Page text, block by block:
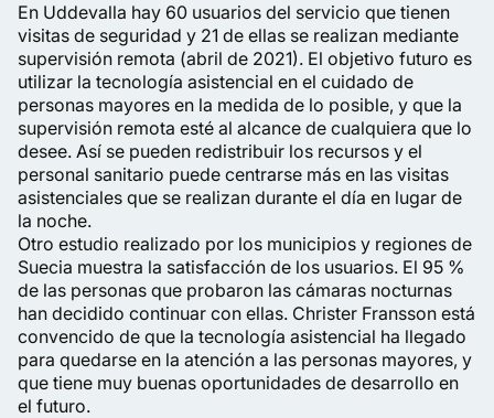
En Uddevalla hay 60 usuarios del servicio que tienen
visitas de seguridad y 21 de ellas se realizan mediante
supervisión remota (abril de 2021). El objetivo futuro es
utilizar la tecnología asistencial en el cuidado de
personas mayores en la medida de lo posible, y que la
supervisión remota esté al alcance de cualquiera que lo
desee. Así se pueden redistribuir los recursos y el
personal sanitario puede centrarse más en las visitas
asistenciales que se realizan durante el día en lugar de
la noche.
Otro estudio realizado por los municipios y regiones de
Suecia muestra la satisfacción de los usuarios. El 95 %
de las personas que probaron las cámaras nocturnas
han decidido continuar con ellas. Christer Fransson está
convencido de que la tecnología asistencial ha llegado
para quedarse en la atención a las personas mayores, y
que tiene muy buenas oportunidades de desarrollo en
el futuro.